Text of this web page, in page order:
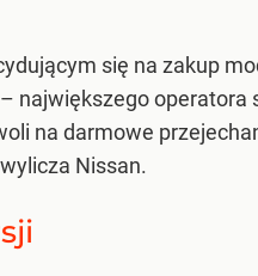
się na zakup
największego
na darmowe
Nissan.